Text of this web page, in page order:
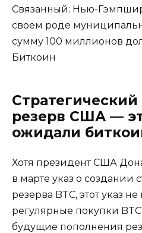
Связанный: Нью-
своем роде
сумму 100 миллионов
Биткоин
резерв США —
ожидали
Хотя президент США
в марте указ о создании
резерва BTC, этот указ
регулярные покупки
будущие пополнения